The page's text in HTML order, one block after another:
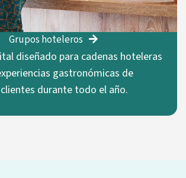
Grupos hoteleros
diseñado para cadenas hoteleras
gastronómicas de
durante todo el año.